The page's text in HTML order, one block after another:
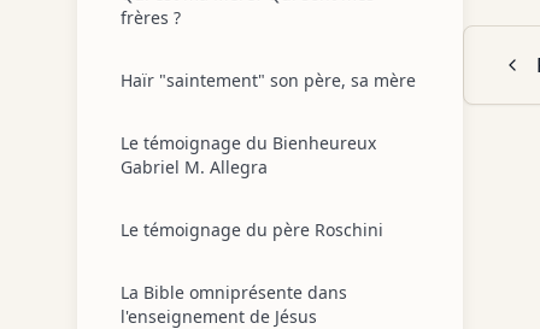
frères ?
Haïr "saintement" son père, sa mère
Le témoignage du Bienheureux
Gabriel M. Allegra
Le témoignage du père Roschini
La Bible omniprésente dans
l'enseignement de Jésus